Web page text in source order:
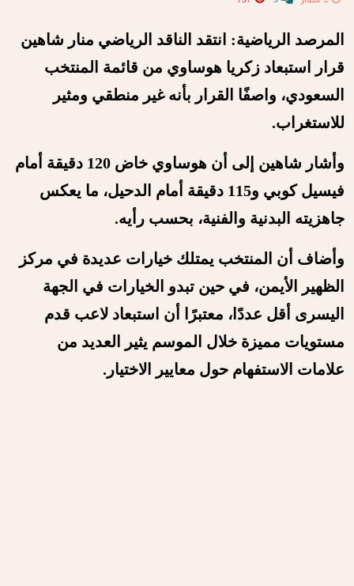
المرصد الرياضية: انتقد الناقد الرياضي منار شاهين
قرار استبعاد زكريا هوساوي من قائمة المنتخب
السعودي، واصفًا القرار بأنه غير منطقي ومثير
للاستغراب.
وأشار شاهين إلى أن هوساوي خاض 120 دقيقة أمام
فيسيل كوبي و115 دقيقة أمام الدحيل، ما يعكس
جاهزيته البدنية والفنية، بحسب رأيه.
وأضاف أن المنتخب يمتلك خيارات عديدة في مركز
الظهير الأيمن، في حين تبدو الخيارات في الجهة
اليسرى أقل عددًا، معتبرًا أن استبعاد لاعب قدم
مستويات مميزة خلال الموسم يثير العديد من
علامات الاستفهام حول معايير الاختيار.